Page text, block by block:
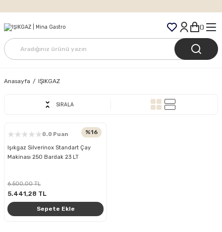
Tüm Siparişlerde Ücretsiz Kargo
Anasayfa IŞIKGAZ
SIRALA
%16
0.0 Puan
Işıkgaz Silverinox Standart Çay
Makinası 250 Bardak 23 LT
5.441,28 TL
6.500,00 TL
Sepete Ekle